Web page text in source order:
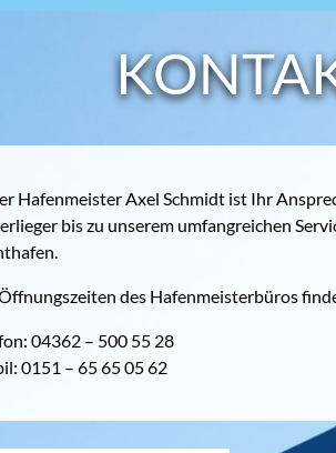
Hafenmeister Axel Schmidt ist Ihr
bis zu unserem umfangreichen
des Hafenmeisterbüros
04362 – 500 55 28
0151 – 65 65 05 62